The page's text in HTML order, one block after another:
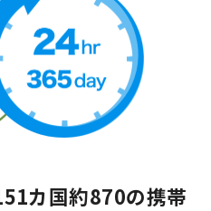
カ国約870の携帯